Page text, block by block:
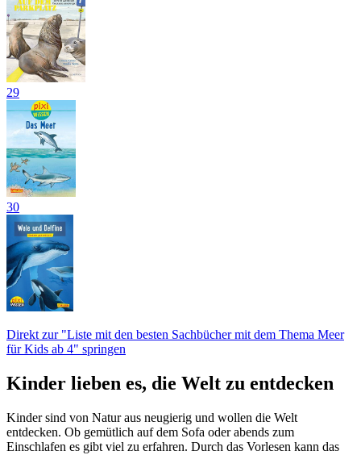
29
30
Direkt zur "Liste mit den besten Sachbücher mit dem Thema Meer
für Kids ab 4" springen
Kinder lieben es, die Welt zu entdecken
Kinder sind von Natur aus neugierig und wollen die Welt
entdecken. Ob gemütlich auf dem Sofa oder abends zum
Einschlafen es gibt viel zu erfahren. Durch das Vorlesen kann das